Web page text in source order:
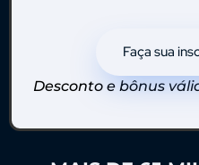
Faça sua
Desconto e bônus